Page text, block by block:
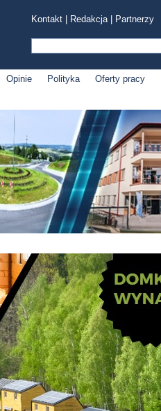
Kontakt Redakcja| Partnerzy
Opinie Polityka Oferty pracy